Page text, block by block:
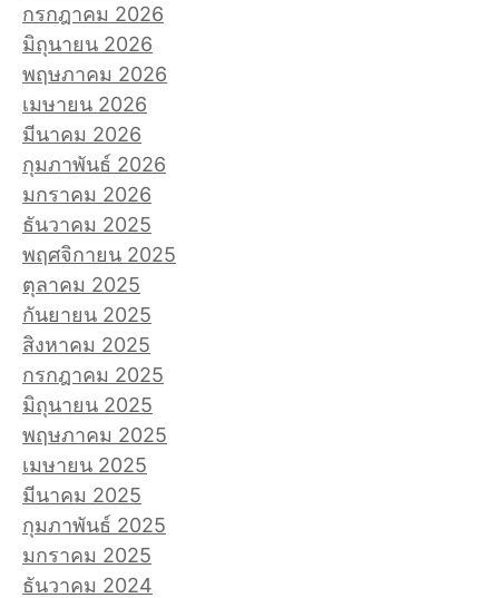
กรกฎาคม 2026
มิถุนายน 2026
พฤษภาคม 2026
เมษายน 2026
มีนาคม 2026
กุมภาพันธ์ 2026
มกราคม 2026
ธันวาคม 2025
พฤศจิกายน 2025
ตุลาคม 2025
กันยายน 2025
สิงหาคม 2025
กรกฎาคม 2025
มิถุนายน 2025
พฤษภาคม 2025
เมษายน 2025
มีนาคม 2025
กุมภาพันธ์ 2025
มกราคม 2025
ธันวาคม 2024